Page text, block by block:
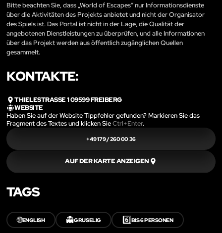
Bitte beachten Sie, dass „World of Escapes“ nur Informationsdienste
über die Aktivitäten des Projekts anbietet und nicht der Organisator
des Spiels ist. Das Portal ist nicht in der Lage, die Qualität der
angebotenen Dienstleistungen zu überprüfen, und alle Informationen
über das Projekt werden aus öffentlich zugänglichen Quellen
gesammelt.
KONTAKTE:
THIELESTRASSE 1 09599 FREIBERG
WEBSITE
Haben Sie auf der Website Tippfehler gefunden? Markieren Sie das
Fragment des Textes und klicken SieCtrl+Enter.
+49 179 / 260 00 36
AUF DER KARTE ANZEIGEN
TAGS
🌐ENGLISH 👻GRUSELIG 6️⃣BIS 6 PERSONEN